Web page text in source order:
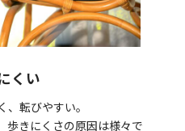
くい
転びやすい。
歩きにくさの原因は様々で